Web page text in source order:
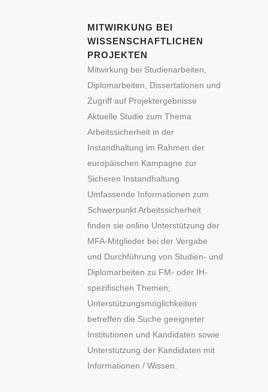
MITWIRKUNG BEI
WISSENSCHAFTLICHEN
PROJEKTEN
Mitwirkung bei Studienarbeiten,
Diplomarbeiten, Dissertationen und
Zugriff auf Projektergebnisse
Aktuelle Studie zum Thema
Arbeitssicherheit in der
Instandhaltung im Rahmen der
europäischen Kampagne zur
Sicheren Instandhaltung.
Umfassende Informationen zum
Schwerpunkt Arbeitssicherheit
finden sie online Unterstützung der
MFA-Mitglieder bei der Vergabe
und Durchführung von Studien- und
Diplomarbeiten zu FM- oder IH-
spezifischen Themen;
Unterstützungsmöglichkeiten
betreffen die Suche geeigneter
Institutionen und Kandidaten sowie
Unterstützung der Kandidaten mit
Informationen / Wissen.